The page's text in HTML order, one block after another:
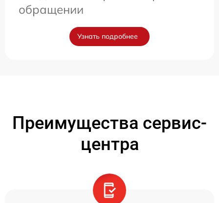
обращении
Узнать подробнее
Преимущества сервис-
центра